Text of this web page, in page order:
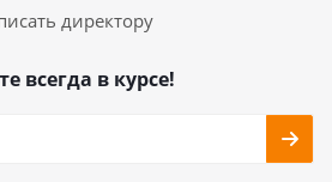
директору
всегда в курсе!